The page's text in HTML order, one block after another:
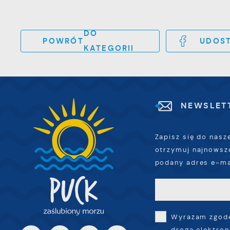
POWRÓT
DO
KATEGORII
Zapisz się do
otrzymuj
podany adres e-
Wyrażam